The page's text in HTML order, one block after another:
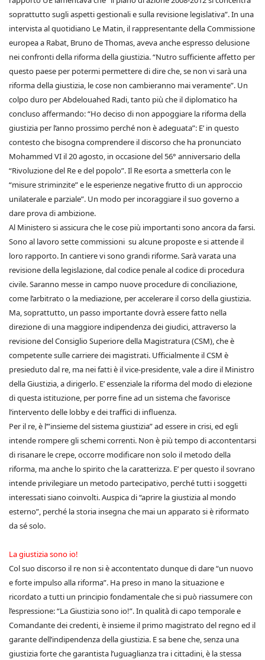
soprattutto sugli aspetti gestionali e sulla revisione legislativa”. In una
intervista al quotidiano Le Matin, il rappresentante della Commissione
europea a Rabat, Bruno de Thomas, aveva anche espresso delusione
nei confronti della riforma della giustizia. “Nutro sufficiente affetto per
questo paese per potermi permettere di dire che, se non vi sarà una
riforma della giustizia, le cose non cambieranno mai veramente”. Un
colpo duro per Abdelouahed Radi, tanto più che il diplomatico ha
concluso affermando: “Ho deciso di non appoggiare la riforma della
giustizia per l’anno prossimo perché non è adeguata”: E’ in questo
contesto che bisogna comprendere il discorso che ha pronunciato
Mohammed VI il 20 agosto, in occasione del 56° anniversario della
“Rivoluzione del Re e del popolo”. Il Re esorta a smetterla con le
“misure striminzite” e le esperienze negative frutto di un approccio
unilaterale e parziale”. Un modo per incoraggiare il suo governo a
dare prova di ambizione.
Al Ministero si assicura che le cose più importanti sono ancora da farsi.
Sono al lavoro sette commissioni su alcune proposte e si attende il
loro rapporto. In cantiere vi sono grandi riforme. Sarà varata una
revisione della legislazione, dal codice penale al codice di procedura
civile. Saranno messe in campo nuove procedure di conciliazione,
come l’arbitrato o la mediazione, per accelerare il corso della giustizia.
Ma, soprattutto, un passo importante dovrà essere fatto nella
direzione di una maggiore indipendenza dei giudici, attraverso la
revisione del Consiglio Superiore della Magistratura (CSM), che è
competente sulle carriere dei magistrati. Ufficialmente il CSM è
presieduto dal re, ma nei fatti è il vice-presidente, vale a dire il Ministro
della Giustizia, a dirigerlo. E’ essenziale la riforma del modo di elezione
di questa istituzione, per porre fine ad un sistema che favorisce
l’intervento delle lobby e dei traffici di influenza.
Per il re, è l’”insieme del sistema giustizia” ad essere in crisi, ed egli
intende rompere gli schemi correnti. Non è più tempo di accontentarsi
di risanare le crepe, occorre modificare non solo il metodo della
riforma, ma anche lo spirito che la caratterizza. E’ per questo il sovrano
intende privilegiare un metodo partecipativo, perché tutti i soggetti
interessati siano coinvolti. Auspica di “aprire la giustizia al mondo
esterno”, perché la storia insegna che mai un apparato si è riformato
da sé solo.
La giustizia sono io!
Col suo discorso il re non si è accontentato dunque di dare “un nuovo
e forte impulso alla riforma”. Ha preso in mano la situazione e
ricordato a tutti un principio fondamentale che si può riassumere con
l’espressione: “La Giustizia sono io!”. In qualità di capo temporale e
Comandante dei credenti, è insieme il primo magistrato del regno ed il
garante dell’indipendenza della giustizia. E sa bene che, senza una
giustizia forte che garantista l’uguaglianza tra i cittadini, è la stessa